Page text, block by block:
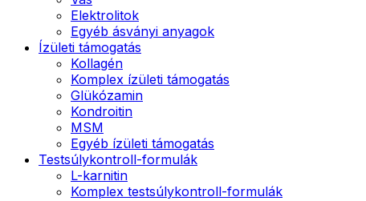
Elektrolitok
Egyéb ásványi anyagok
Ízületi támogatás
Kollagén
Komplex ízületi támogatás
Glükózamin
Kondroitin
MSM
Egyéb ízületi támogatás
Testsúlykontroll-formulák
L-karnitin
Komplex testsúlykontroll-formulák